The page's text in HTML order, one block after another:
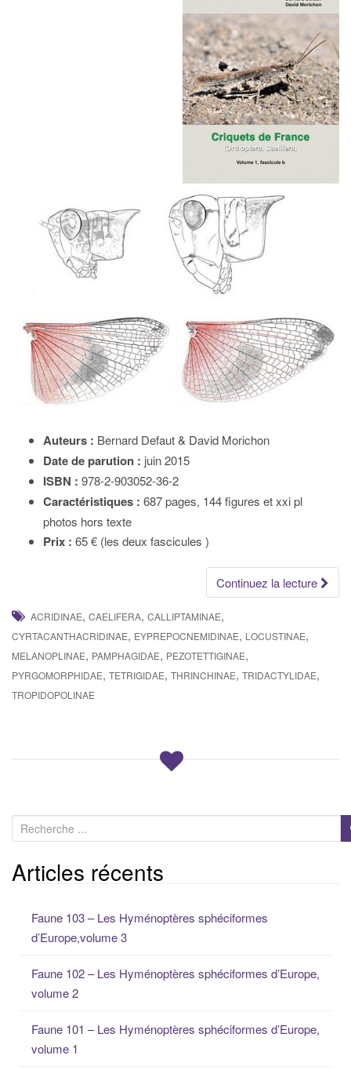
Auteurs : Bernard Defaut & David Morichon
Date de parution : juin 2015
ISBN : 978-2-903052-36-2
Caractéristiques : 687 pages, 144 figures et xxi pl
photos hors texte
Prix : 65 € (les deux fascicules )
Continuez la lecture
ACRIDINAE, CAELIFERA, CALLIPTAMINAE,
CYRTACANTHACRIDINAE, EYPREPOCNEMIDINAE, LOCUSTINAE,
MELANOPLINAE, PAMPHAGIDAE, PEZOTETTIGINAE,
PYRGOMORPHIDAE, TETRIGIDAE, THRINCHINAE, TRIDACTYLIDAE,
TROPIDOPOLINAE
e
c
hArticles récents
Faune 103 – Les Hyménoptères sphéciformes
d’Europe,volume 3
Faune 102 – Les Hyménoptères sphéciformes d’Europe,
volume 2
Faune 101 – Les Hyménoptères sphéciformes d’Europe,
volume 1